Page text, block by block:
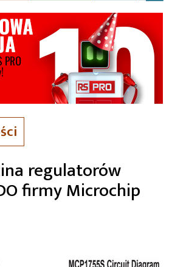
regulatorów
firmy Microchip